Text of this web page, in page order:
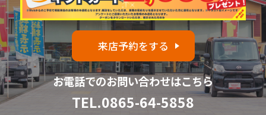
来店予約をする
お電話でのお問い合わせはこちら
TEL.0865-64-5858